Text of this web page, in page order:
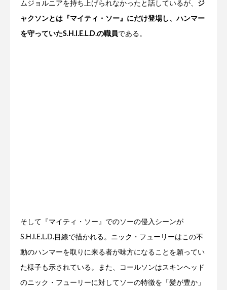
ムジョルニアを持ち上げられなかったと話しているが、 ジ
ャクソンとは『マイティ・ソー』にだけ登場し、ハンマー
を守っていたS.H.I.E.L.D.の職員である。
そして『マイティ・ソー』でのソーの侵入シーンが
S.H.I.E.L.D.目線で描かれる。ニック・フューリーはこの不
動のハンマーを取りに来る者が味方になることを願ってい
た様子も示されている。また、コールソンはスキンヘッド
のニック・フューリーに対してソーの特徴を「髪が豊か」